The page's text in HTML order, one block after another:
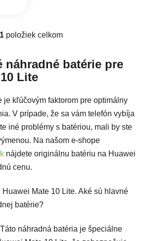
Ovládacie prvky výpisu
1 položiek celkom
náhradné batérie pre
Lite
je kľúčovým faktorom pre optimálny
V prípade, že sa vám telefón vybíja
iné problémy s batériou, mali by ste
Na našom e-shope
nájdete originálnu batériu na Huawei
cenu.
Mate 10 Lite. Aké sú hlavné
batérie?
náhradná batéria je špeciálne